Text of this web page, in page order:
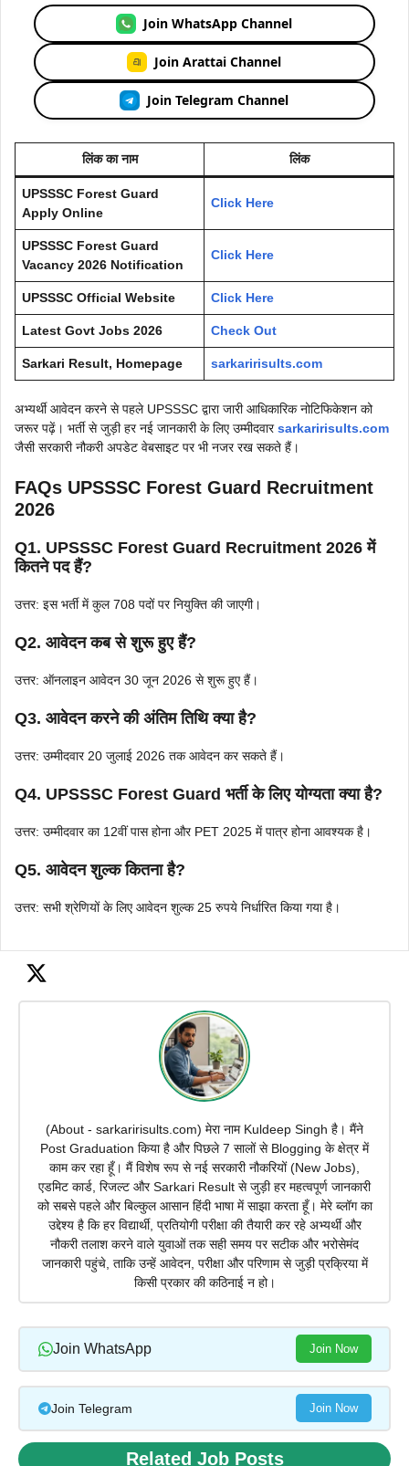
Join WhatsApp Channel
Join Arattai Channel
Join Telegram Channel
लिंक का नाम लिंक
UPSSSC Forest Guard
Apply Online
Click Here
UPSSSC Forest Guard
Vacancy 2026 Notification
Click Here
UPSSSC Official Website Click Here
Latest Govt Jobs 2026 Check Out
Sarkari Result, Homepage sarkaririsults.com
अभ्यर्थी आवेदन करने से पहले UPSSSC द्वारा जारी आधिकारिक नोटिफिकेशन को
जरूर पढ़ें। भर्ती से जुड़ी हर नई जानकारी के लिए उम्मीदवारsarkaririsults.com
जैसी सरकारी नौकरी अपडेट वेबसाइट पर भी नजर रख सकते हैं।
FAQs UPSSSC Forest Guard Recruitment
2026
Q1. UPSSSC Forest Guard Recruitment 2026 में
कितने पद हैं?
उत्तर: इस भर्ती में कुल 708 पदों पर नियुक्ति की जाएगी।
Q2. आवेदन कब से शुरू हुए हैं?
उत्तर: ऑनलाइन आवेदन 30 जून 2026 से शुरू हुए हैं।
Q3. आवेदन करने की अंतिम तिथि क्या है?
उत्तर: उम्मीदवार 20 जुलाई 2026 तक आवेदन कर सकते हैं।
Q4. UPSSSC Forest Guard भर्ती के लिए योग्यता क्या है?
उत्तर: उम्मीदवार का 12वीं पास होना और PET 2025 में पात्र होना आवश्यक है।
Q5. आवेदन शुल्क कितना है?
उत्तर: सभी श्रेणियों के लिए आवेदन शुल्क 25 रुपये निर्धारित किया गया है।
(About - sarkaririsults.com) मेरा नाम Kuldeep Singh है। मैंने
Post Graduation किया है और पिछले 7 सालों से Blogging के क्षेत्र में
काम कर रहा हूँ। मैं विशेष रूप से नई सरकारी नौकरियों (New Jobs),
एडमिट कार्ड, रिजल्ट और Sarkari Result से जुड़ी हर महत्वपूर्ण जानकारी
को सबसे पहले और बिल्कुल आसान हिंदी भाषा में साझा करता हूँ। मेरे ब्लॉग का
उद्देश्य है कि हर विद्यार्थी, प्रतियोगी परीक्षा की तैयारी कर रहे अभ्यर्थी और
नौकरी तलाश करने वाले युवाओं तक सही समय पर सटीक और भरोसेमंद
जानकारी पहुंचे, ताकि उन्हें आवेदन, परीक्षा और परिणाम से जुड़ी प्रक्रिया में
किसी प्रकार की कठिनाई न हो।
Join WhatsApp Join Now
Join Telegram Join Now
Related Job Posts